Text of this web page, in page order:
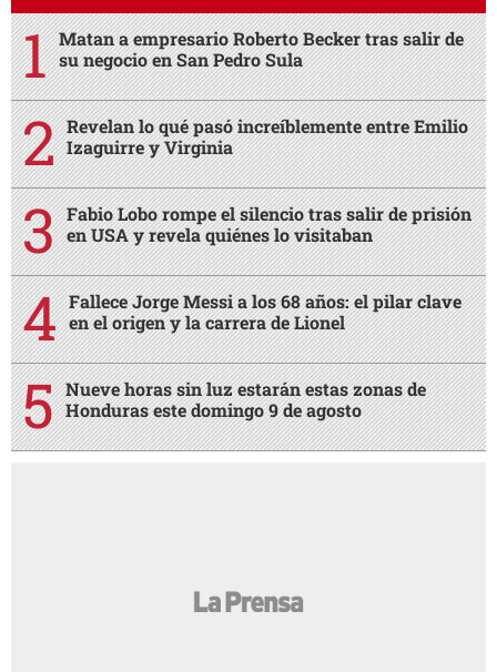
Matan a empresario Roberto Becker tras salir de
su negocio en San Pedro Sula
Revelan lo qué pasó increíblemente entre Emilio
Izaguirre y Virginia
Fabio Lobo rompe el silencio tras salir de prisión
en USA y revela quiénes lo visitaban
Fallece Jorge Messi a los 68 años: el pilar clave
en el origen y la carrera de Lionel
Nueve horas sin luz estarán estas zonas de
Honduras este domingo 9 de agosto